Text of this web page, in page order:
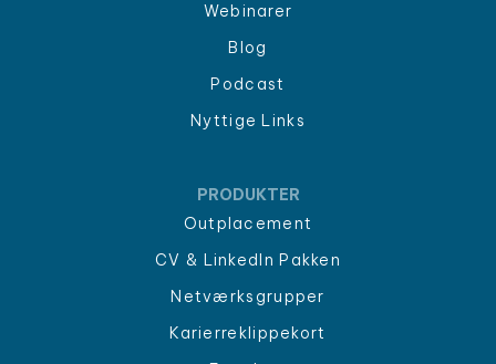
Webinarer
Blog
Podcast
Nyttige Links
PRODUKTER
Outplacement
CV & LinkedIn Pakken
Netværksgrupper
Karierreklippekort